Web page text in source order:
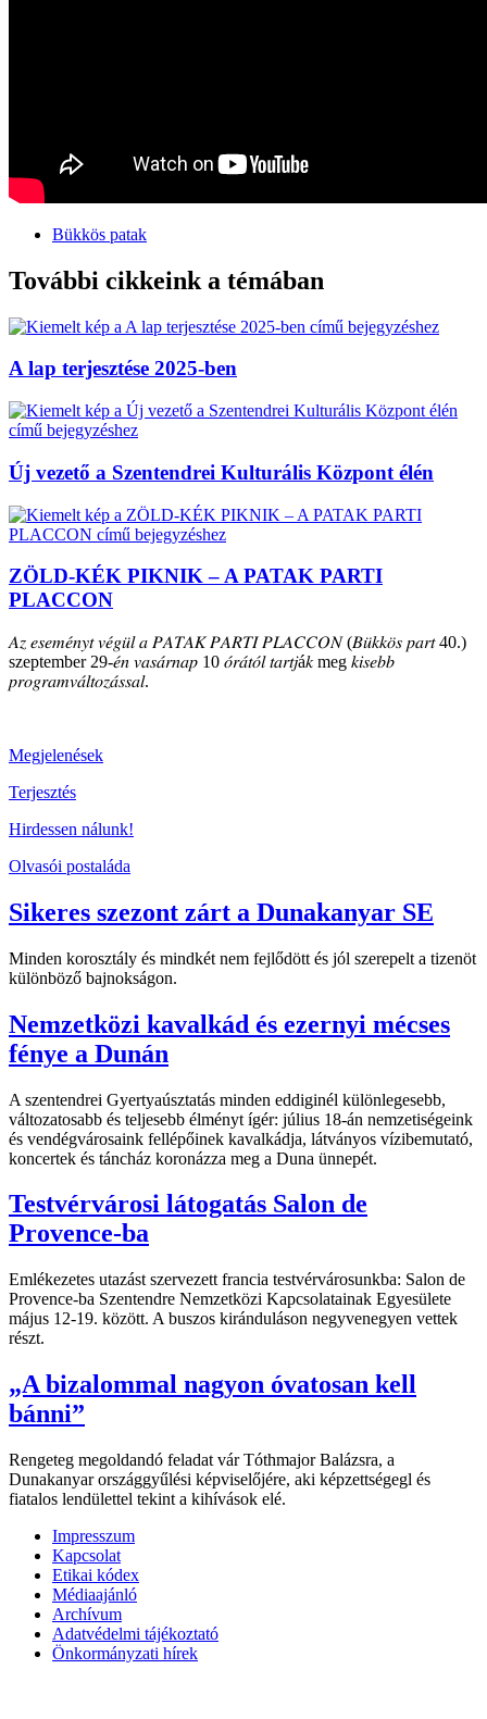
Bükkös patak
További cikkeink a témában
A lap terjesztése 2025-ben
Új vezető a Szentendrei Kulturális Központ élén
ZÖLD-KÉK PIKNIK – A PATAK PARTI
PLACCON
𝐴𝑧 𝑒𝑠𝑒𝑚𝑒́𝑛𝑦𝑡 𝑣𝑒́𝑔𝑢̈𝑙 𝑎 𝑃𝐴𝑇𝐴𝐾 𝑃𝐴𝑅𝑇𝐼 𝑃𝐿𝐴𝐶𝐶𝑂𝑁 (𝐵𝑢̈𝑘𝑘𝑜̈𝑠 𝑝𝑎𝑟𝑡 40.)
szeptember 29-𝑒́𝑛 𝑣𝑎𝑠𝑎́𝑟𝑛𝑎𝑝 10 𝑜́𝑟𝑎́𝑡𝑜́𝑙 𝑡𝑎𝑟𝑡𝑗á𝑘 meg 𝑘𝑖𝑠𝑒𝑏𝑏
𝑝𝑟𝑜𝑔𝑟𝑎𝑚𝑣𝑎́𝑙𝑡𝑜𝑧𝑎́𝑠𝑠𝑎𝑙.
Megjelenések
Terjesztés
Hirdessen nálunk!
Olvasói postaláda
Sikeres szezont zárt a Dunakanyar SE
Minden korosztály és mindkét nem fejlődött és jól szerepelt a tizenöt
különböző bajnokságon.
Nemzetközi kavalkád és ezernyi mécses
fénye a Dunán
A szentendrei Gyertyaúsztatás minden eddiginél különlegesebb,
változatosabb és teljesebb élményt ígér: július 18-án nemzetiségeink
és vendégvárosaink fellépőinek kavalkádja, látványos vízibemutató,
koncertek és táncház koronázza meg a Duna ünnepét.
Testvérvárosi látogatás Salon de
Provence-ba
Emlékezetes utazást szervezett francia testvérvárosunkba: Salon de
Provence-ba Szentendre Nemzetközi Kapcsolatainak Egyesülete
május 12-19. között. A buszos kiránduláson negyvenegyen vettek
részt.
„A bizalommal nagyon óvatosan kell
bánni”
Rengeteg megoldandó feladat vár Tóthmajor Balázsra, a
Dunakanyar országgyűlési képviselőjére, aki képzettségegl és
fiatalos lendülettel tekint a kihívások elé.
Impresszum
Kapcsolat
Etikai kódex
Médiaajánló
Archívum
Adatvédelmi tájékoztató
Önkormányzati hírek